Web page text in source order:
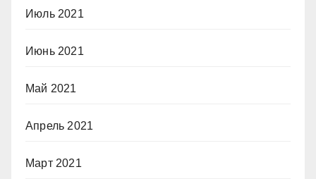
Июль 2021
Июнь 2021
Май 2021
Апрель 2021
Март 2021